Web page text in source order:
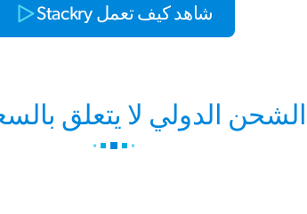
شاهد كيف تعمل Stackry
الشحن الدولي لا يتعلق